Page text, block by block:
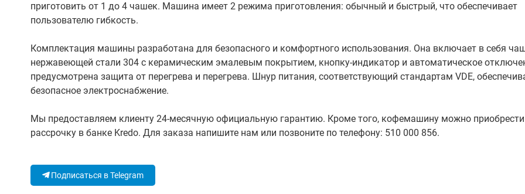
приготовить от 1 до 4 чашек. Машина имеет 2 режима приготовления: обычный и быстрый, что обеспечивает
пользователю гибкость.
Комплектация машины разработана для безопасного и комфортного использования. Она включает в себя
нержавеющей стали 304 с керамическим эмалевым покрытием, кнопку-индикатор и автоматическое
предусмотрена защита от перегрева и перегрева. Шнур питания, соответствующий стандартам VDE,
безопасное электроснабжение.
Мы предоставляем клиенту 24-месячную официальную гарантию. Кроме того, кофемашину можно
рассрочку в банке Kredo. Для заказа напишите нам или позвоните по телефону: 510 000 856.
Подписаться в Telegram